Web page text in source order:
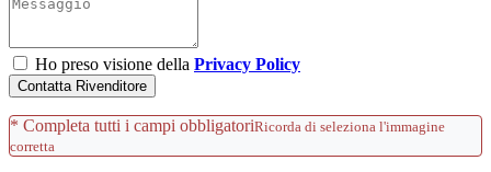
Ho preso visione della Privacy Policy
Contatta Rivenditore
* Completa tutti i campi obbligatoriRicorda di seleziona l'immagine
corretta